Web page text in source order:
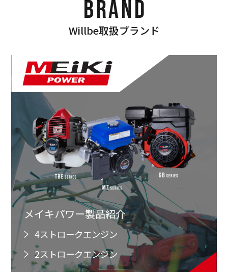
BRAND
Willbe取扱ブランド
メイキパワー製品紹介
4ストロークエンジン
2ストロークエンジン